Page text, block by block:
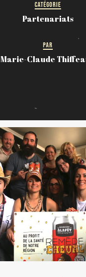
CATÉGORIE
Partenariats
PAR
Marie-Claude